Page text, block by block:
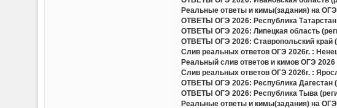
Реальные ответы и кимы(задания) на
ОТВЕТЫ ОГЭ 2026: Республика Татарстан
ОТВЕТЫ ОГЭ 2026: Липецкая область
ОТВЕТЫ ОГЭ 2026: Ставропольский край
Слив реальных ответов ОГЭ 2026г. :
Реальный слив ответов и кимов ОГЭ 2026
Слив реальных ответов ОГЭ 2026г. :
ОТВЕТЫ ОГЭ 2026: Республика Дагестан
ОТВЕТЫ ОГЭ 2026: Республика Тыва
Реальные ответы и кимы(задания) на